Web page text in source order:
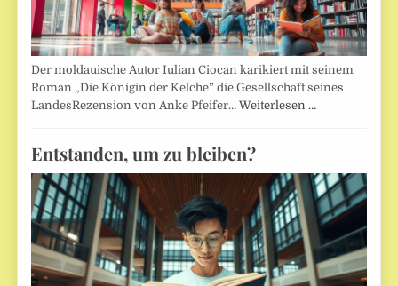
Der moldauische Autor Iulian Ciocan karikiert mit seinem
Roman „Die Königin der Kelche” die Gesellschaft seines
LandesRezension von Anke Pfeifer…Weiterlesen …
Entstanden, um zu bleiben?